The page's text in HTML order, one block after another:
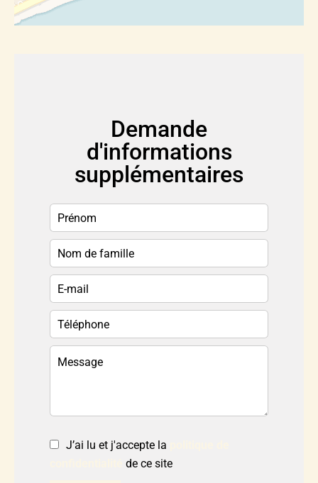
Demande
d'informations
supplémentaires
J’ai lu et j'accepte la
de ce site